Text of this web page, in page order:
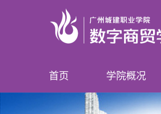
首页 学院概况
学院简介
领导介绍
专业设置
师资队伍